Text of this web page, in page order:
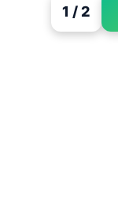
1 / 2